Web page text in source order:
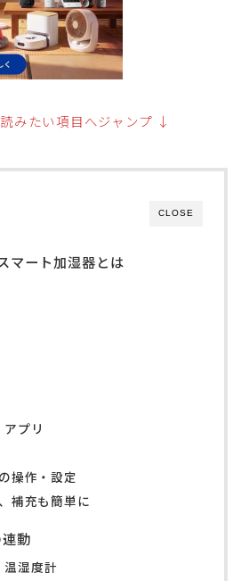
みたい項目へジャンプ ↓
CLOSE
ート加湿器とは
プリ
操作・設定
補充も簡単に
動
湿度計